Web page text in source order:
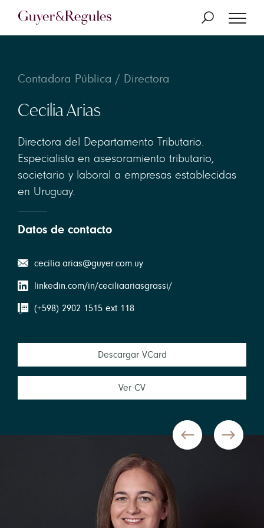
Contadora Pública / Directora
Cecilia Arias
Directora del Departamento Tributario.
Especialista en asesoramiento tributario,
societario y laboral a empresas establecidas
en Uruguay.
Datos de contacto
cecilia.arias@guyer.com.uy
linkedin.com/in/ceciliaariasgrassi/
(+598) 2902 1515 ext 118
Descargar VCard
Ver CV